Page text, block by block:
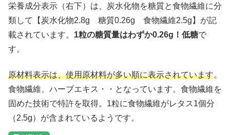
栄養成分表示（右下）は、炭水化物を糖質と食物繊維に分
類して【炭水化物2.8g 糖質0.26g 食物繊維2.5g】が記
載されています。 1粒の糖質量はわずか0.26g！低糖で
す。
原材料表示は、使用原材料が多い順に表示されています。
食物繊維、ハーブエキス・・となっています。食物繊維を
固めた技術で特許を取得。1粒に食物繊維がレタス1個分
（2.5g）が含まれているようです。